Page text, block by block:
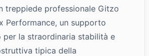
treppiede professionale Gitzo
Performance, un supporto
la straordinaria stabilità e
tipica della